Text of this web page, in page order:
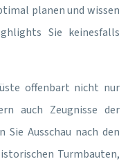
planen und wissen
Sie keinesfalls
offenbart nicht nur
auch Zeugnisse der
Ausschau nach den
Turmbauten,